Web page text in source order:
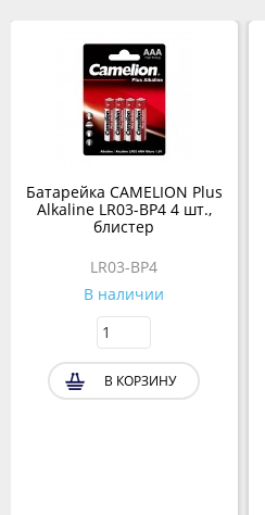
Батарейка CAMELION Plus
Alkaline LR03-BP4 4 шт.,
блистер
LR03-BP4
В наличии
В КОРЗИНУ